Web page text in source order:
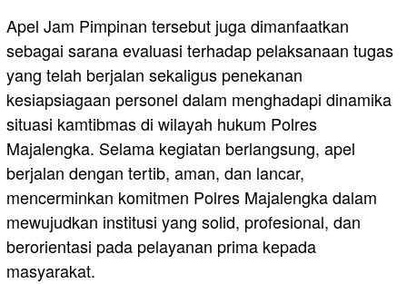
Apel Jam Pimpinan tersebut juga dimanfaatkan
sebagai sarana evaluasi terhadap pelaksanaan tugas
yang telah berjalan sekaligus penekanan
kesiapsiagaan personel dalam menghadapi dinamika
situasi kamtibmas di wilayah hukum Polres
Majalengka. Selama kegiatan berlangsung, apel
berjalan dengan tertib, aman, dan lancar,
mencerminkan komitmen Polres Majalengka dalam
mewujudkan institusi yang solid, profesional, dan
berorientasi pada pelayanan prima kepada
masyarakat.